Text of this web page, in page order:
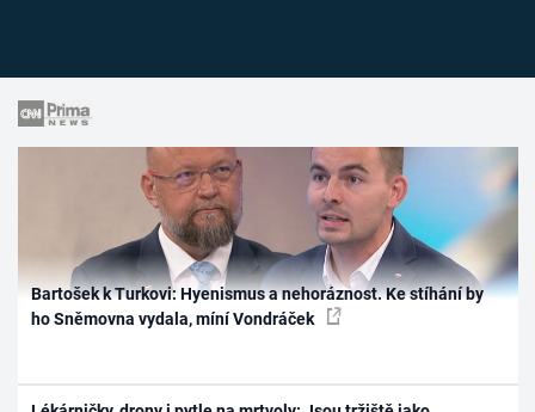
Bartošek k Turkovi: Hyenismus a nehoráznost. Ke stíhání by
ho Sněmovna vydala, míní Vondráček